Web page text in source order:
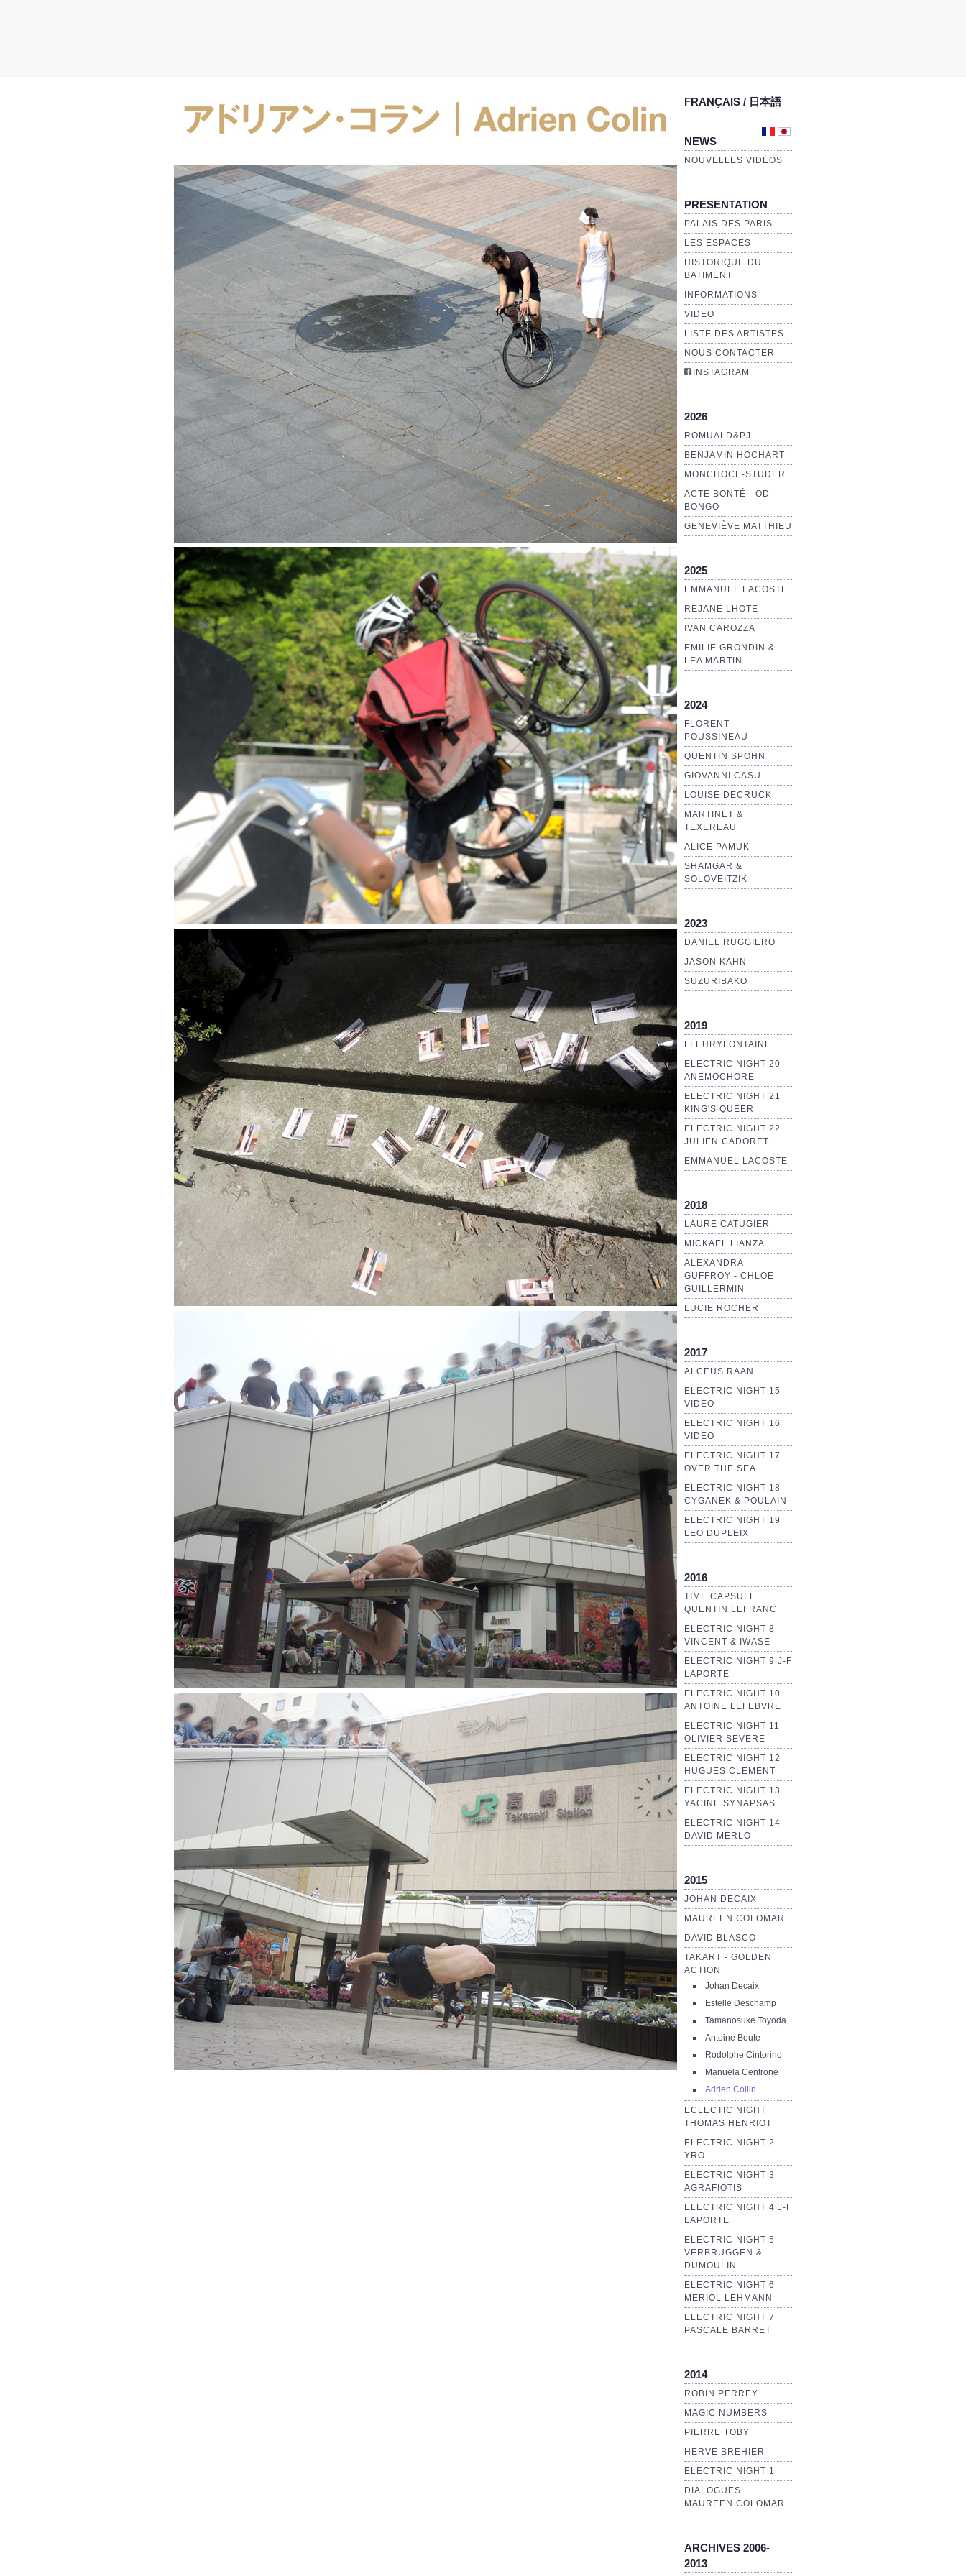
FRANÇAIS / 日本語
NEWS
NOUVELLES VIDÉOS
PRESENTATION
PALAIS DES PARIS
LES ESPACES
HISTORIQUE DU
BATIMENT
INFORMATIONS
VIDEO
LISTE DES ARTISTES
NOUS CONTACTER
INSTAGRAM
2026
ROMUALD&PJ
BENJAMIN HOCHART
MONCHOCE-STUDER
ACTE BONTÉ - OD
BONGO
GENEVIÈVE MATTHIEU
2025
EMMANUEL LACOSTE
REJANE LHOTE
IVAN CAROZZA
EMILIE GRONDIN &
LEA MARTIN
2024
FLORENT
POUSSINEAU
QUENTIN SPOHN
GIOVANNI CASU
LOUISE DECRUCK
MARTINET &
TEXEREAU
ALICE PAMUK
SHAMGAR &
SOLOVEITZIK
2023
DANIEL RUGGIERO
JASON KAHN
SUZURIBAKO
2019
FLEURYFONTAINE
ELECTRIC NIGHT 20
ANEMOCHORE
ELECTRIC NIGHT 21
KING'S QUEER
ELECTRIC NIGHT 22
JULIEN CADORET
EMMANUEL LACOSTE
2018
LAURE CATUGIER
MICKAEL LIANZA
ALEXANDRA
GUFFROY - CHLOE
GUILLERMIN
LUCIE ROCHER
2017
ALCEUS RAAN
ELECTRIC NIGHT 15
VIDEO
ELECTRIC NIGHT 16
VIDEO
ELECTRIC NIGHT 17
OVER THE SEA
ELECTRIC NIGHT 18
CYGANEK & POULAIN
ELECTRIC NIGHT 19
LEO DUPLEIX
2016
TIME CAPSULE
QUENTIN LEFRANC
ELECTRIC NIGHT 8
VINCENT & IWASE
ELECTRIC NIGHT 9 J-F
LAPORTE
ELECTRIC NIGHT 10
ANTOINE LEFEBVRE
ELECTRIC NIGHT 11
OLIVIER SEVERE
ELECTRIC NIGHT 12
HUGUES CLEMENT
ELECTRIC NIGHT 13
YACINE SYNAPSAS
ELECTRIC NIGHT 14
DAVID MERLO
2015
JOHAN DECAIX
MAUREEN COLOMAR
DAVID BLASCO
TAKART - GOLDEN
ACTION
Johan Decaix
Estelle Deschamp
Tamanosuke Toyoda
Antoine Boute
Rodolphe Cintorino
Manuela Centrone
Adrien Collin
ECLECTIC NIGHT
THOMAS HENRIOT
ELECTRIC NIGHT 2
YRO
ELECTRIC NIGHT 3
AGRAFIOTIS
ELECTRIC NIGHT 4 J-F
LAPORTE
ELECTRIC NIGHT 5
VERBRUGGEN &
DUMOULIN
ELECTRIC NIGHT 6
MERIOL LEHMANN
ELECTRIC NIGHT 7
PASCALE BARRET
2014
ROBIN PERREY
MAGIC NUMBERS
PIERRE TOBY
HERVE BREHIER
ELECTRIC NIGHT 1
DIALOGUES
MAUREEN COLOMAR
ARCHIVES 2006-
2013